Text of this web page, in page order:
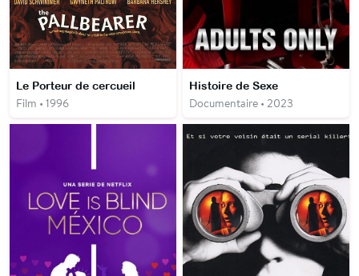
Le Porteur de cercueil
Film • 1996
Histoire de Sexe
Documentaire • 2023